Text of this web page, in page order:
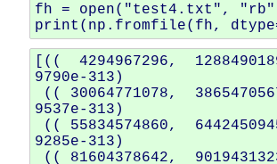
fh = open( "test4.txt" , "rb"
print ( np . fromfile( fh, dtype
[((  4294967296,
9790e-313)
9537e-313)
9285e-313)